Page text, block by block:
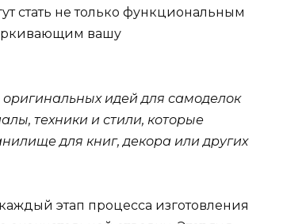
стать не только функциональным
вашу
идей для самоделок
техники и стили, которые
для книг, декора или других
этап процесса изготовления